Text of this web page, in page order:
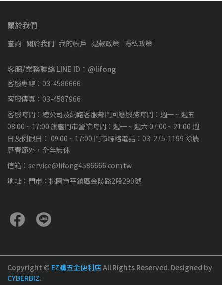
關於我們
查詢 關於我們 我的帳戶 退款政策 隱私政策
客服/業務聯絡 LINE ID：@lifong
客服專線：03-4586666
客服傳真：03-4587966
客服時間：總公司及網路客服部門回應服務時間：週一 ~ 週五
08:00 ~ 17:00 旗艦門市營業時間：週一 ~ 週六 07:00 ~ 21:00 週
日及例假日： 09:00 ~ 17:00 門市聯絡電話：03-275-1199 除農
曆春節外，全年無休
信箱：service@lifong4586666.com.tw
地址：門市：桃園市平鎮區金陵路2段290號
Copyright © EZ購五金便利店All Rights Reserved. Designed by
CYBERBIZ.